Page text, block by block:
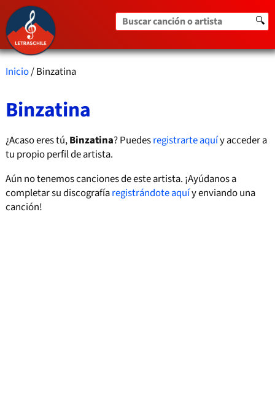
Buscar canción o artista 🔍
Inicio/ Binzatina
Binzatina
¿Acaso eres tú,Binzatina? Puedesregistrarte aquíy acceder a
tu propio perfil de artista.
Aún no tenemos canciones de este artista. ¡Ayúdanos a
completar su discografíaregistrándote aquíy enviando una
canción!